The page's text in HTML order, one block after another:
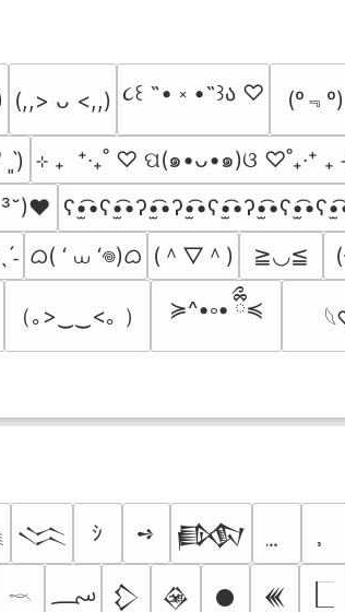
(,,> ᴗ <,,) ૮꒰ ˶• ༝ •˶꒱ა ♡ (º﹃º)
ˋ͈) ⊹ ₊  ⁺‧₊˚ ♡ ପ(๑•ᴗ•๑)ଓ ♡˚₊‧⁺ ₊
ᜊ( ‘ ⩊ ‘𖦹)ᜊ (＾▽＾) ≧◡≦
（｡>‿‿<｡ ） ≽^•༚• ྀིྀ≼
𒈱 ｼ ➺ 𒁃
𓎖 ؄ 𒁷 𒊲 𒊹 𒌍